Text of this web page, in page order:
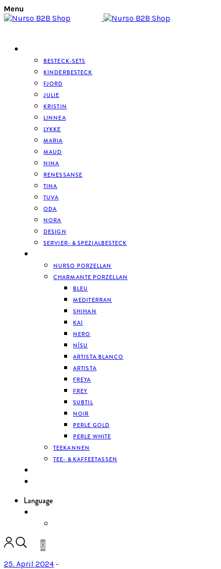
Menu
BESTECK-SETS
KINDERBESTECK
FJORD
JULIE
KRISTIN
LINNEA
LYKKE
MARIA
MAUD
NINA
RENESSANSE
TINA
TUVA
ODA
NORA
DESIGN
SERVIER- & SPEZIALBESTECK
NURSO PORZELLAN
CHARMANTE PORZELLAN
BLEU
MEDITERRAN
SHIHAN
KAI
NERO
NĪSU
ARTISTA BLANCO
ARTISTA
FREYA
FREY
SUBTIL
NOIR
PERLE GOLD
PERLE WHITE
TEEKANNEN
TEE- & KAFFEETASSEN
Language
0
25. April 2024 -